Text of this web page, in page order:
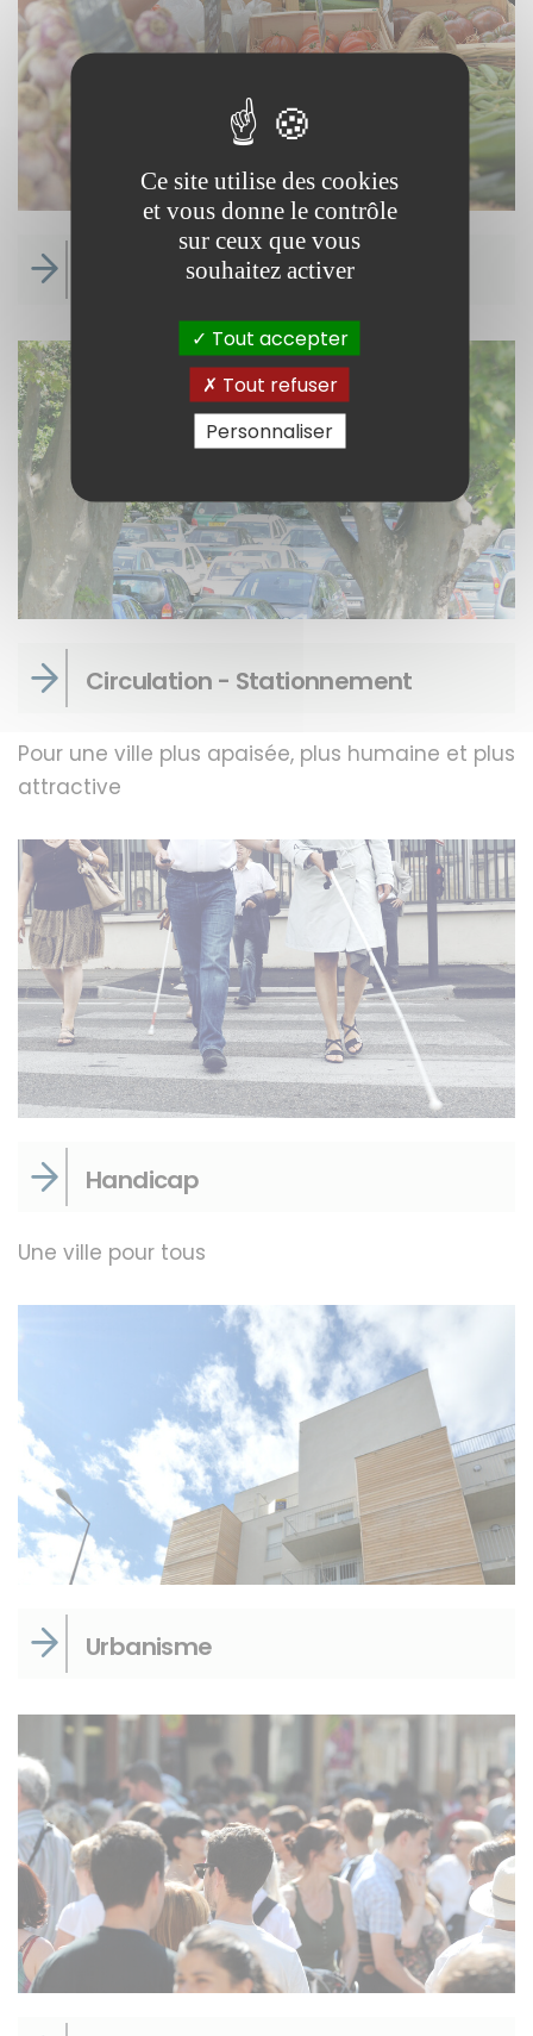
Marchés et brocantes
Circulation - Stationnement
Pour une ville plus apaisée, plus humaine et plus
attractive
Handicap
Une ville pour tous
Urbanisme
Ce site utilise des cookies
et vous donne le contrôle
sur ceux que vous
souhaitez activer
Tout accepter
Tout refuser
Personnaliser